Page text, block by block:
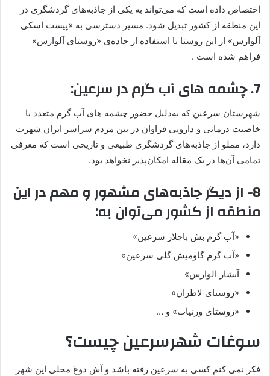
اختصاص داده است که می‌تواند به یکی از جاذبه‌های گردشگری در
این منطقه از کشور تبدیل شود. مسیر دسترسی به «پیست اسکی
آلوارس» از این روستا با استفاده از جاده‌ی «روستای آلوارس»
فراهم شده است .
7. چشمه های آب گرم در سرعین:
شهرستان سرعین که به‌دلیل حضور چشمه ‌های آب‌ گرم متعدد با
خاصیت درمانی و دارویی فراوان در بین مردم سراسر ایران شهرت
دارد، مملو از جاذبه‌های گردشگری طبیعی و تاریخی است که معرفی
تمامی آن‌ها در یک مقاله امکان‌پذیر نخواهد بود.
8- از دیگر جاذبه‌های مشهور و مهم در این
منطقه از کشور می‌توان به:
«آب گرم بش باجلار سرعین»
«آب گرم گاومیش گلی سرعین»
آبشار الوارس»
«روستای لاطران»
«روستای ورنیاب» و …
سوغات شهرسرعین چیست؟
فکر نمی کنم کسی به سرعین رفته باشد و آش دوغ محلی این شهر